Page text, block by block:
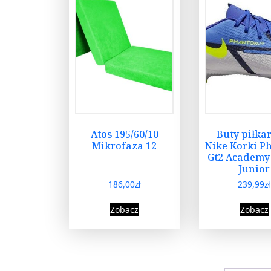
Atos 195/60/10
Mikrofaza 12
186,00zł
Zobacz
Buty
Nike Korki
Gt2
Junior
239,99zł
Zobacz